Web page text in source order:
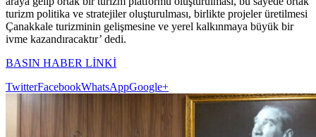
turizm politika ve stratejiler oluşturulması, birlikte projeler üretilmesi
Çanakkale turizminin gelişmesine ve yerel kalkınmaya büyük bir
ivme kazandıracaktır’ dedi.
BASIN HABER LİNKİ
TwitterFacebookWhatsAppGoogle+